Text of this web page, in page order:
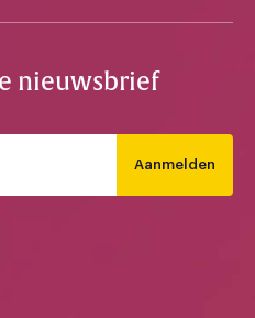
nieuwsbrief
Aanmelden